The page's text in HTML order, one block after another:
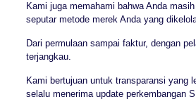
Kami juga memahami bahwa Anda
seputar metode merek Anda yang
Dari permulaan sampai faktur, dengan
terjangkau.
Kami bertujuan untuk transparansi yang
selalu menerima update perkembangan